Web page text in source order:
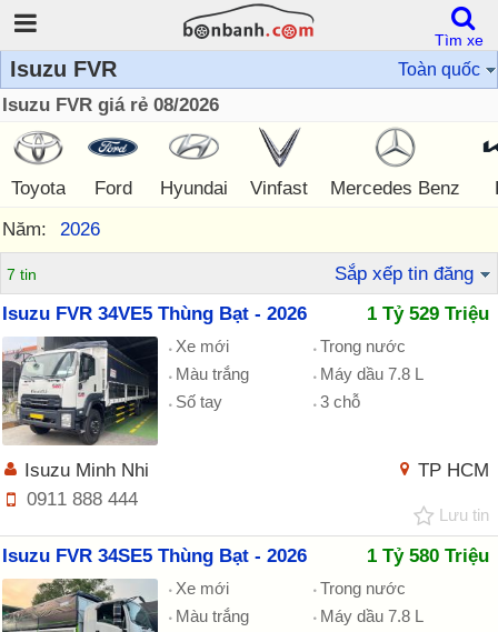
Isuzu FVR Toàn quốc
Isuzu FVR giá rẻ 08/2026
Toyota Ford Hyundai Vinfast Mercedes Benz
Năm:
2026
7 tin
Sắp xếp tin đăng
Isuzu FVR 34VE5 Thùng Bạt - 2026
1 Tỷ 529 Triệu
Xe mới
Trong nước
Màu trắng
Máy dầu 7.8 L
Số tay
3 chỗ
TP HCM
Isuzu Minh Nhi
0911 888 444
Lưu tin
Isuzu FVR 34SE5 Thùng Bạt - 2026 1 Tỷ 580 Triệu
Xe mới
Trong nước
Màu trắng
Máy dầu 7.8 L
Tìm xe